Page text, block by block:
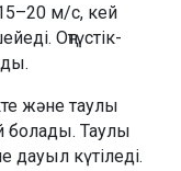
м/с, кей
Оңтүстік-
және таулы
болады. Таулы
дауыл күтіледі.